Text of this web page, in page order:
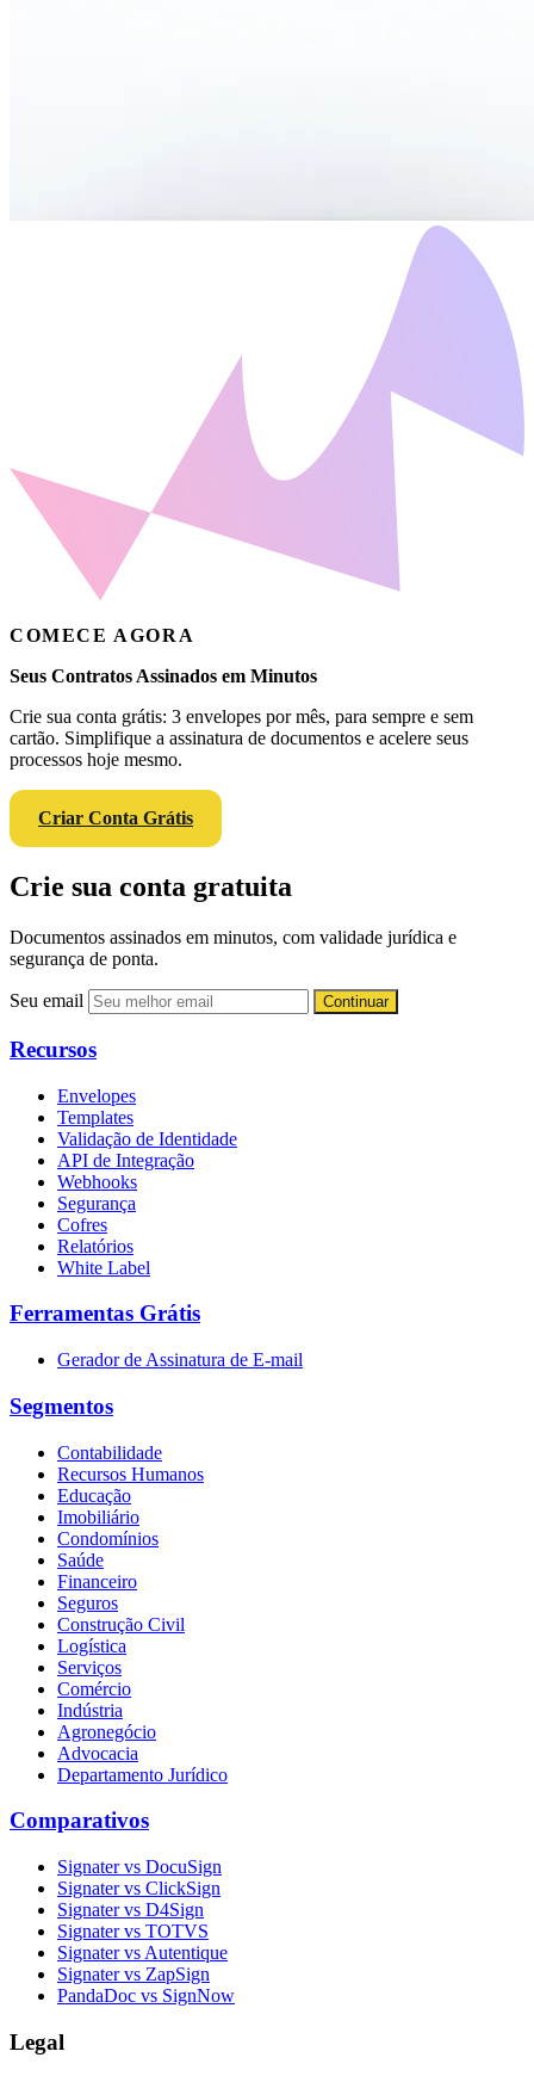
COMECE AGORA
Seus Contratos Assinados em Minutos
Crie sua conta grátis: 3 envelopes por mês, para sempre e sem
cartão. Simplifique a assinatura de documentos e acelere seus
processos hoje mesmo.
Criar Conta Grátis
Crie sua conta gratuita
Documentos assinados em minutos, com validade jurídica e
segurança de ponta.
Seu email Continuar
Recursos
Envelopes
Templates
Validação de Identidade
API de Integração
Webhooks
Segurança
Cofres
Relatórios
White Label
Ferramentas Grátis
Gerador de Assinatura de E-mail
Segmentos
Contabilidade
Recursos Humanos
Educação
Imobiliário
Condomínios
Saúde
Financeiro
Seguros
Construção Civil
Logística
Serviços
Comércio
Indústria
Agronegócio
Advocacia
Departamento Jurídico
Comparativos
Signater vs DocuSign
Signater vs ClickSign
Signater vs D4Sign
Signater vs TOTVS
Signater vs Autentique
Signater vs ZapSign
PandaDoc vs SignNow
Legal